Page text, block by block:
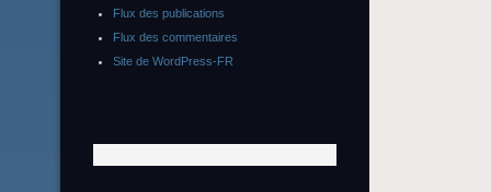
Flux des publications
Flux des commentaires
Site de WordPress-FR